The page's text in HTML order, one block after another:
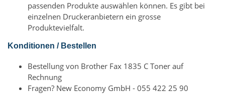
passenden Produkte auswählen können. Es gibt bei
einzelnen Druckeranbietern ein grosse
Produktevielfalt.
Konditionen / Bestellen
Bestellung von Brother Fax 1835 C Toner auf
Rechnung
Fragen? New Economy GmbH - 055 422 25 90